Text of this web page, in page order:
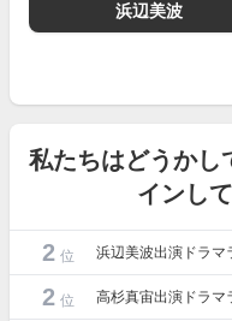
浜辺美波
私たちはどうかし
インし
2 位 浜辺美波出演ドラマ
2 位 高杉真宙出演ドラマ